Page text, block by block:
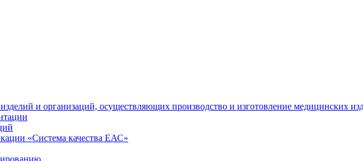
и организаций, осуществляющих производство и изготовление медицинских
«Система качества ЕАС»